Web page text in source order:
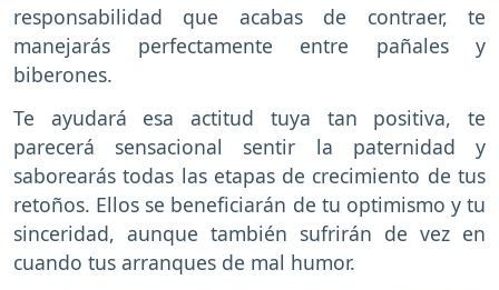
responsabilidad que acabas de contraer, te
manejarás perfectamente entre pañales y
biberones.
Te ayudará esa actitud tuya tan positiva, te
parecerá sensacional sentir la paternidad y
saborearás todas las etapas de crecimiento de tus
retoños. Ellos se beneficiarán de tu optimismo y tu
sinceridad, aunque también sufrirán de vez en
cuando tus arranques de mal humor.